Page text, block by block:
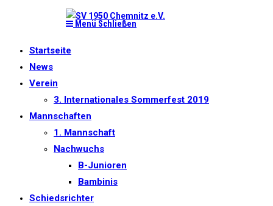
Menü Schließen
Startseite
News
Verein
3. Internationales Sommerfest 2019
Mannschaften
1. Mannschaft
Nachwuchs
B-Junioren
Bambinis
Schiedsrichter